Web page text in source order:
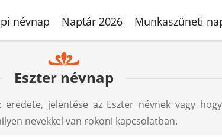
névnap Naptár 2026 Munkaszüneti
Eszter névnap
jelentése az Eszter névnek vagy
nevekkel van rokoni kapcsolatban.